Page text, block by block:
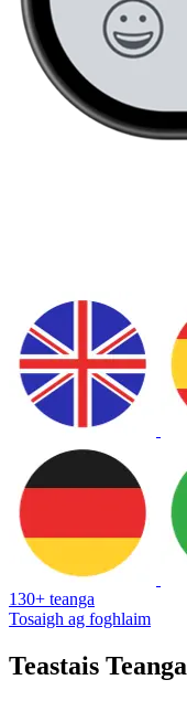
130+ teanga
Tosaigh ag foghlaim
Teastais Teanga